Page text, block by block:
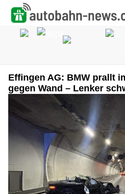
Effingen AG: BMW prallt
gegen Wand – Lenker